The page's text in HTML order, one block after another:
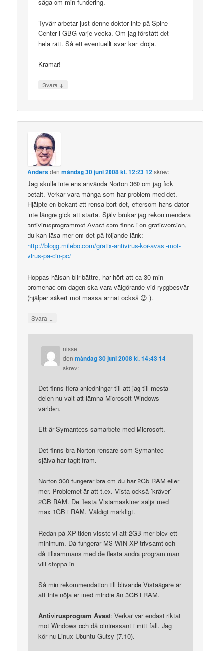
säga om min fundering.
Tyvärr arbetar just denne doktor inte på Spine
Center i GBG varje vecka. Om jag förstått det
hela rätt. Så ett eventuellt svar kan dröja.
Kramar!
Svara ↓
Andersdenmåndag 30 juni 2008 kl. 12:23 12skrev:
Jag skulle inte ens använda Norton 360 om jag fick
betalt. Verkar vara många som har problem med det.
Hjälpte en bekant att rensa bort det, eftersom hans dator
inte längre gick att starta. Själv brukar jag rekommendera
antivirusprogrammet Avast som finns i en gratisversion,
du kan läsa mer om det på följande länk:
http://blogg.milebo.com/gratis-antivirus-kor-avast-mot-
virus-pa-din-pc/
Hoppas hälsan blir bättre, har hört att ca 30 min
promenad om dagen ska vara välgörande vid ryggbesvär
(hjälper säkert mot massa annat också 😉 ).
Svara ↓
nisse
denmåndag 30 juni 2008 kl. 14:43 14
skrev:
Det finns flera anledningar till att jag till mesta
delen nu valt att lämna Microsoft Windows
världen.
Ett är Symantecs samarbete med Microsoft.
Det finns bra Norton rensare som Symantec
själva har tagit fram.
Norton 360 fungerar bra om du har 2Gb RAM eller
mer. Problemet är att t.ex. Vista också ’kräver’
2GB RAM. De flesta Vistamaskiner säljs med
max 1GB i RAM. Väldigt märkligt.
Redan på XP-tiden visste vi att 2GB mer blev ett
minimum. Då fungerar MS WIN XP trivsamt och
då tillsammans med de flesta andra program man
vill stoppa in.
Så min rekommendation till blivande Vistaägare är
att inte nöja er med mindre än 3GB i RAM.
Antivirusprogram Avast: Verkar var endast riktat
mot Windows och då ointressant i mitt fall. Jag
kör nu Linux Ubuntu Gutsy (7.10).